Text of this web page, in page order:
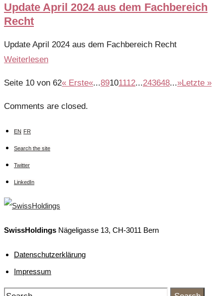
Update April 2024 aus dem Fachbereich
Recht
Update April 2024 aus dem Fachbereich Recht
Weiterlesen
Seite 10 von 62« Erste«...89101112...243648...»Letzte »
Comments are closed.
EN FR
Search the site
Twitter
LinkedIn
SwissHoldings Nägeligasse 13, CH-3011 Bern
Datenschutzerklärung
Impressum